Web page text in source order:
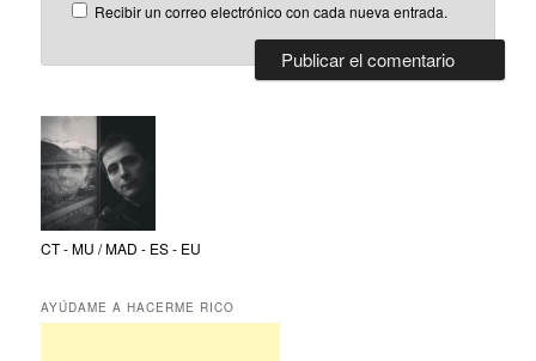
Recibir un correo electrónico con cada nueva entrada.
CT - MU / MAD - ES - EU
AYÚDAME A HACERME RICO